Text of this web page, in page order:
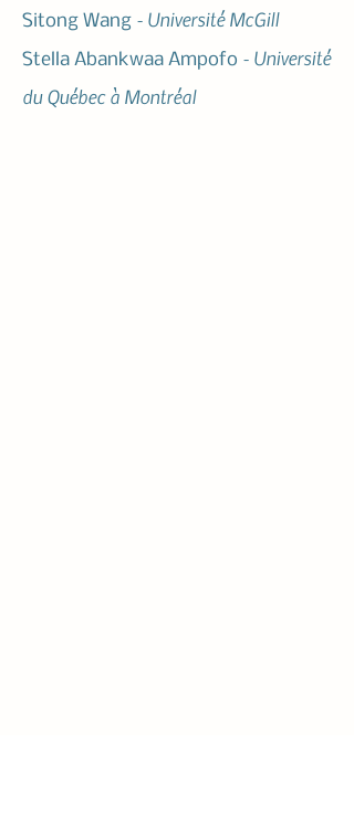
Sitong Wang - Université McGill
Stella Abankwaa Ampofo - Université
du Québec à Montréal